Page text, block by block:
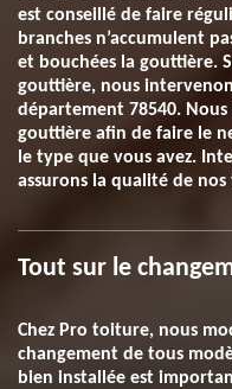
est conseillé de faire
branches n’accumulent
et bouchées la gouttière.
gouttière, nous
département 78540.
gouttière afin de faire le
le type que vous avez.
assurons la qualité de
Tout sur le
Chez Pro toiture, nous
changement de tous
bien installée est